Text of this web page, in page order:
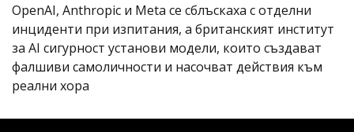
OpenAI, Anthropic и Meta се сблъскаха с отделни
инциденти при изпитания, а британският институт
за AI сигурност установи модели, които създават
фалшиви самоличности и насочват действия към
реални хора